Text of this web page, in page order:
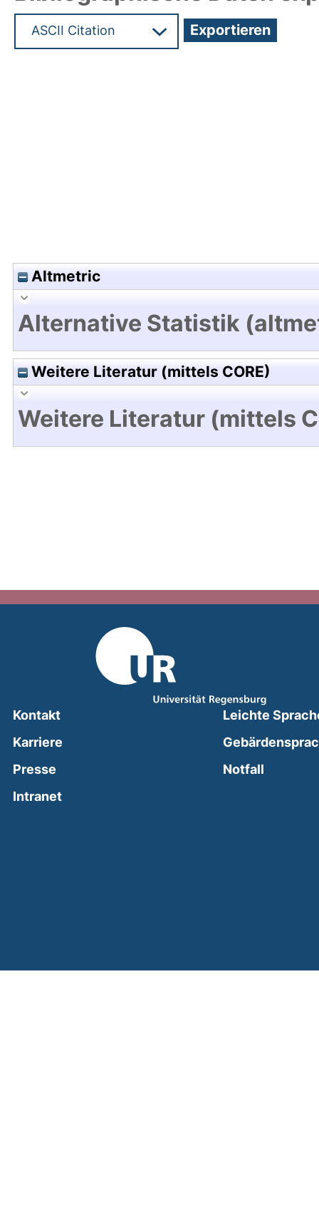
Altmetric
Alternative Statistik
Weitere Literatur (mittels CORE)
Weitere Literatur (mittels
Kontakt
Karriere
Presse
Intranet(external link, opens in a new window)
Leichte
Notfall